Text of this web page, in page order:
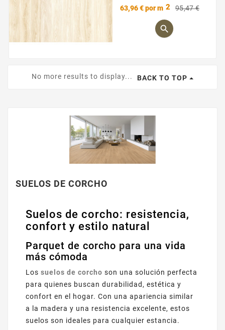
63,96 €por m 2 95,47 €

No more results to display... BACK TO TOP
SUELOS DE CORCHO
Suelos de corcho: resistencia,
confort y estilo natural
Parquet de corcho para una vida
más cómoda
Los suelos de corcho son una solución perfecta
para quienes buscan durabilidad, estética y
confort en el hogar. Con una apariencia similar
a la madera y una resistencia excelente, estos
suelos son ideales para cualquier estancia.